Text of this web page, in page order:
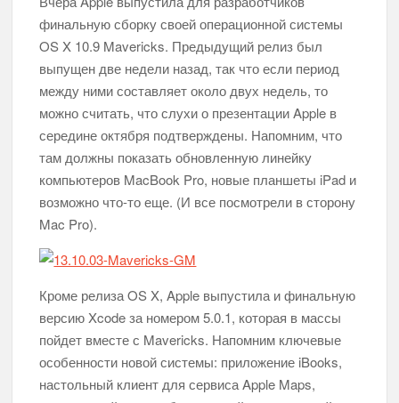
финальную сборку своей операционной системы
OS X 10.9 Mavericks. Предыдущий релиз был
выпущен две недели назад, так что если период
между ними составляет около двух недель, то
можно считать, что слухи о презентации Apple в
середине октября подтверждены. Напомним, что
там должны показать обновленную линейку
компьютеров MacBook Pro, новые планшеты iPad и
возможно что-то еще. (И все посмотрели в сторону
Mac Pro).
Кроме релиза OS X, Apple выпустила и финальную
версию Xcode за номером 5.0.1, которая в массы
пойдет вместе с Mavericks. Напомним ключевые
особенности новой системы: приложение iBooks,
настольный клиент для сервиса Apple Maps,